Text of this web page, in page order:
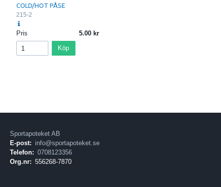
COLD/HOT PÅSE
215-2
Pris 5.00
Köp
Sportapoteket AB
E-post: info@sportapoteket.se
Telefon: 0708123356
Org.nr: 556268-7870